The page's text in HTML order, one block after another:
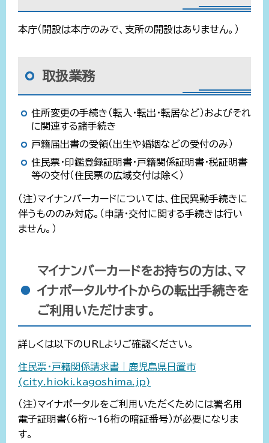
本庁（開設は本庁のみで、支所の開設はありません。）
取扱業務
住所変更の手続き（転入・転出・転居など）およびそれ
に関連する諸手続き
戸籍届出書の受領（出生や婚姻などの受付のみ）
住民票・印鑑登録証明書・戸籍関係証明書・税証明書
等の交付（住民票の広域交付は除く）
（注）マイナンバーカードについては、住民異動手続きに
伴うもののみ対応。（申請・交付に関する手続きは行い
ません。）
マイナンバーカードをお持ちの方は、マ
イナポータルサイトからの転出手続きを
ご利用いただけます。
詳しくは以下のURLよりご確認ください。
住民票・戸籍関係請求書｜鹿児島県日置市
(city.hioki.kagoshima.jp)
（注）マイナポータルをご利用いただくためには署名用
電子証明書（6桁～16桁の暗証番号）が必要になりま
す。